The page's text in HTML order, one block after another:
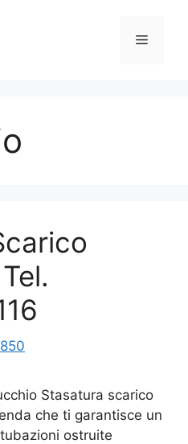
Menu
Stasatura scarico
che ti garantisce un
ostruite